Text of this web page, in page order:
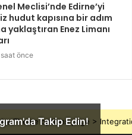
Meclisi’nde Edirne’yi
hudut kapısına bir adım
yaklaştıran Enez Limanı
önce
Takip Edin!
Theme options page >